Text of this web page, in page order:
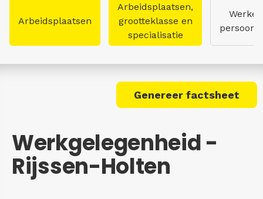
Arbeidsplaatsen
Arbeidsplaatsen,
grootteklasse en
specialisatie
Genereer factsheet
Werkgelegenheid -
Rijssen-Holten